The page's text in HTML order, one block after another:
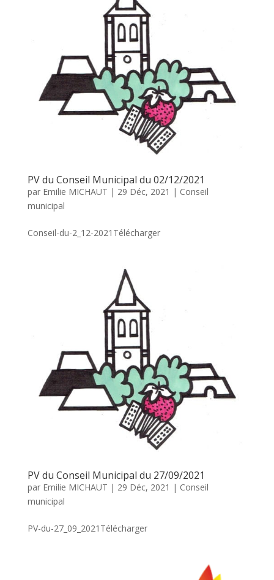
PV du Conseil Municipal du 02/12/2021
par Emilie MICHAUT | 29 Déc, 2021 | Conseil
municipal
Conseil-du-2_12-2021Télécharger
PV du Conseil Municipal du 27/09/2021
par Emilie MICHAUT | 29 Déc, 2021 | Conseil
municipal
PV-du-27_09_2021Télécharger